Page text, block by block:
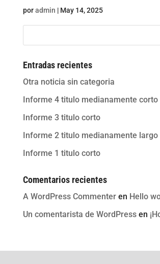
poradmin | May 14, 2025
Entradas recientes
Otra noticia sin categoria
Informe 4 titulo medianamente corto
Informe 3 titulo corto
Informe 2 titulo medianamente largo
Informe 1 titulo corto
Comentarios recientes
A WordPress Commenteren Hello
Un comentarista de WordPressen